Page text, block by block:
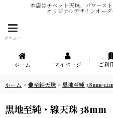
本店はチベット天珠、パワース
オリジナルデザインオー
メニュー
ホーム マイページ ご利
ホーム > ●至純天珠 > 黒地至純
黒地至純・線天珠 38mm